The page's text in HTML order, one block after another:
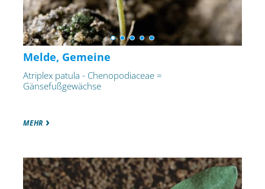
Melde, Gemeine
Atriplex patula - Chenopodiaceae =
Gänsefußgewächse
MEHR